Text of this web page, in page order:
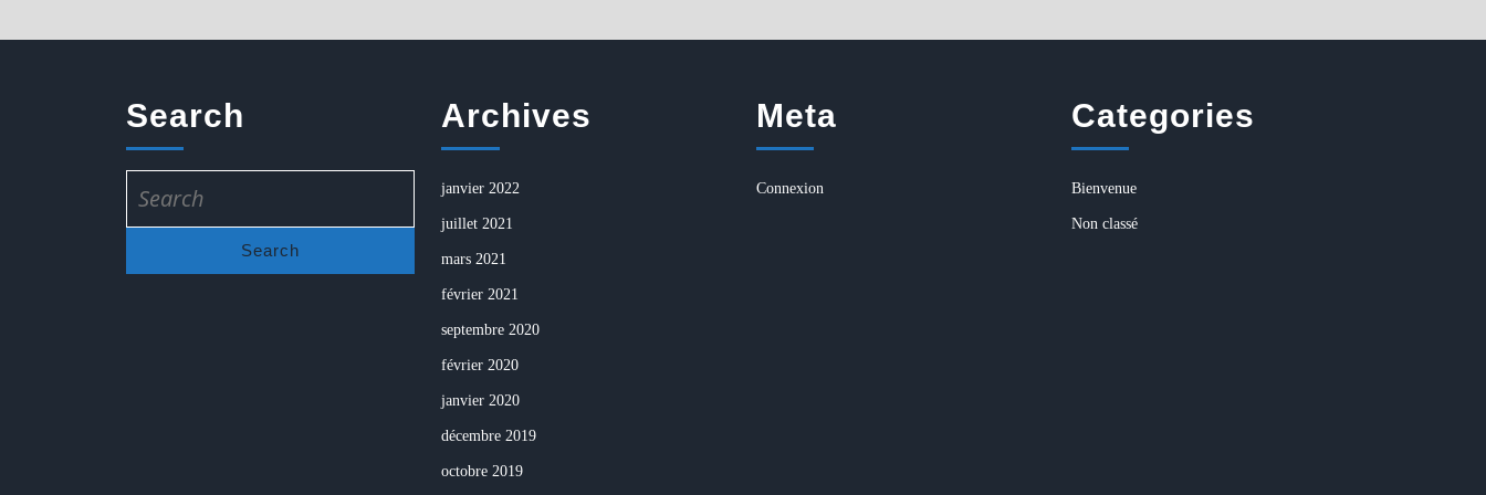
Search
for:
Archives
janvier 2022
juillet 2021
mars 2021
février 2021
septembre 2020
février 2020
janvier 2020
décembre 2019
octobre 2019
Meta
Connexion
Categories
Bienvenue
Non classé